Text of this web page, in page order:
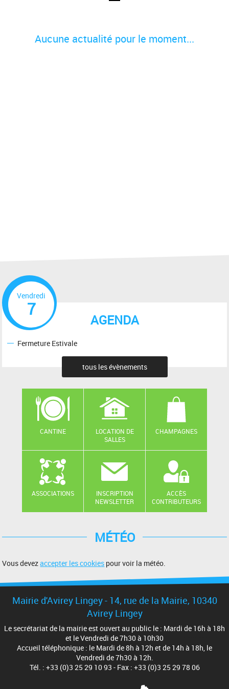
Aucune actualité pour le moment...
AGENDA
Vendredi
7
Fermeture Estivale
tous les évènements
CANTINE
LOCATION DE
SALLES
CHAMPAGNES
ASSOCIATIONS
INSCRIPTION
NEWSLETTER
ACCÈS
CONTRIBUTEURS
MÉTÉO
Vous devezaccepter les cookies pour voir la météo.
Mairie d'Avirey Lingey - 14, rue de la Mairie, 10340
Avirey Lingey
Le secrétariat de la mairie est ouvert au public le : Mardi de 16h à 18h
et le Vendredi de 7h30 à 10h30
Accueil téléphonique : le Mardi de 8h à 12h et de 14h à 18h, le
Vendredi de 7h30 à 12h.
Tél. : +33 (0)3 25 29 10 93 - Fax : +33 (0)3 25 29 78 06